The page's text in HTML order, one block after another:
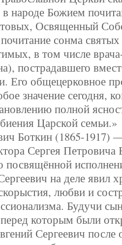
народе Божием
Освященный
сонма
в том числе
пострадавшего
Его общецерковное
значение сегодня,
полной
Царской семьи.»
Боткин (1865-1917)
Сергея Петровича
посвящённой
на деле явил
любви и
Будучи
перед которым были
Сергеевич после